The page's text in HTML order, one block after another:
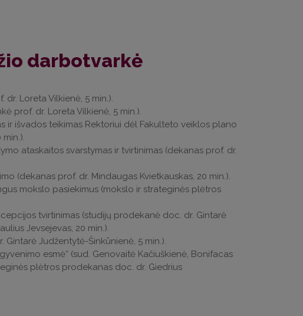
darbotvarkė
Loreta Vilkienė, 5 min.).
prof. dr. Loreta Vilkienė, 5 min.).
ir išvados teikimas Rektoriui dėl Fakulteto veiklos plano
ataskaitos svarstymas ir tvirtinimas (dekanas prof. dr.
(dekanas prof. dr. Mindaugas Kvietkauskas, 20 min.).
mokslo pasiekimus (mokslo ir strateginės plėtros
tvirtinimas (studijų prodekanė doc. dr. Gintarė
Jevsejevas, 20 min.).
Judžentytė-Šinkūnienė, 5 min.).
esmė“ (sud. Genovaitė Kačiuškienė, Bonifacas
plėtros prodekanas doc. dr. Giedrius